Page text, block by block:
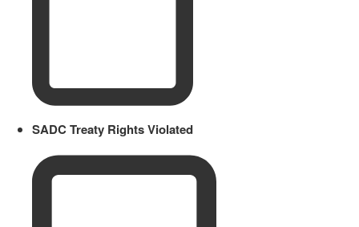
SADC Treaty Rights Violated